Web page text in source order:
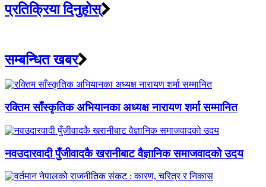
प्रतिक्रिया दिनुहोस्
सम्बन्धित खबर
रक्तिम साँस्कृतिक अभियानका अध्यक्ष नारायण शर्मा सम्मानित
नवउदारवादी पुँजीवादकै खरानीबाट वैज्ञानिक समाजवादको उदय